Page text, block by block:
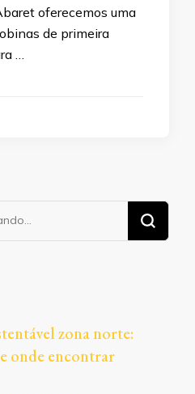
oferecemos uma
de primeira
…
zona norte:
onde encontrar